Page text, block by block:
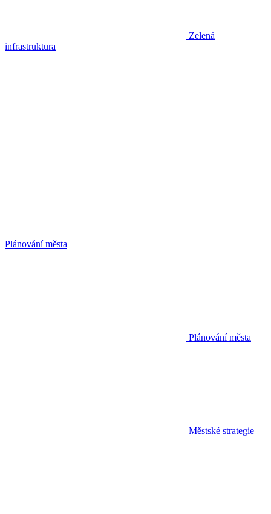
Zelená
infrastruktura
Plánování města
Plánování města
Městské strategie